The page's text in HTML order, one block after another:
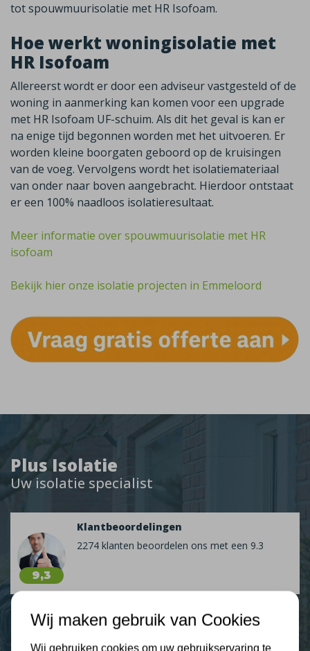
Plus Isolatie
Uw isolatie specialist
9,3
Klantbeoordelingen
2274 klanten beoordelen ons met een 9.3
Nieuws
tot spouwmuurisolatie met HR Isofoam.
Hoe werkt woningisolatie met
HR Isofoam
Allereerst wordt er door een adviseur vastgesteld of de
woning in aanmerking kan komen voor een upgrade
met HR Isofoam UF-schuim. Als dit het geval is kan er
na enige tijd begonnen worden met het uitvoeren. Er
worden kleine boorgaten geboord op de kruisingen
van de voeg. Vervolgens wordt het isolatiemateriaal
van onder naar boven aangebracht. Hierdoor ontstaat
er een 100% naadloos isolatieresultaat.
Meer informatie over spouwmuurisolatie met HR
isofoam
Bekijk hier onze isolatie projecten in Emmeloord
Wij maken gebruik van Cookies
Wij gebruiken cookies om uw gebruikservaring te